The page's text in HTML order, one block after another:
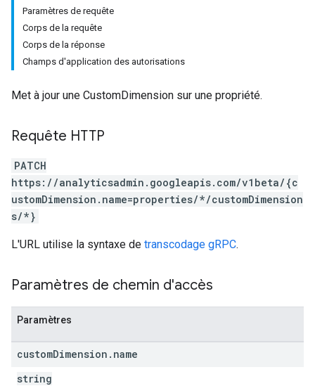
Paramètres de requête
Corps de la requête
Corps de la réponse
Champs d'application des autorisations
Met à jour une CustomDimension sur une propriété.
Requête HTTP
PATCH
https://analyticsadmin.googleapis.com/v1beta/{c
ustomDimension.name=properties/*/customDimension
s/*}
L'URL utilise la syntaxe de transcodage gRPC.
Paramètres de chemin d'accès
Paramètres
customDimension . name
string